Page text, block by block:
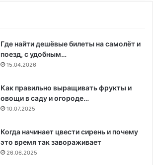
Где найти дешёвые билеты на самолёт и
поезд, с удобным…
15.04.2026
Как правильно выращивать фрукты и
овощи в саду и огороде…
10.07.2025
Когда начинает цвести сирень и почему
это время так завораживает
26.06.2025